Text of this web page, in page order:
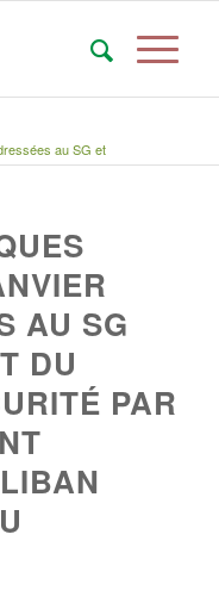
au SG et
AU SG
DU
PAR